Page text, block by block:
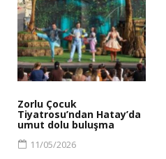
Zorlu Çocuk
Tiyatrosu’ndan Hatay’da
umut dolu buluşma
11/05/2026